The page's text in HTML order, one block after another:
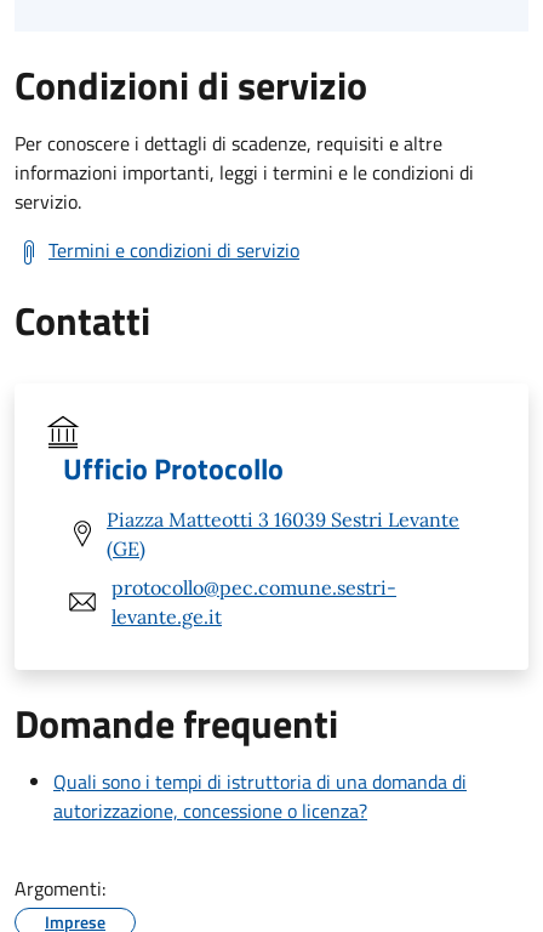
Condizioni di servizio
Per conoscere i dettagli di scadenze, requisiti e altre
informazioni importanti, leggi i termini e le condizioni di
servizio.
Termini e condizioni di servizio
Contatti
Ufficio Protocollo
Piazza Matteotti 3 16039 Sestri Levante
(GE)
protocollo@pec.comune.sestri-
levante.ge.it
Domande frequenti
Quali sono i tempi di istruttoria di una domanda di
autorizzazione, concessione o licenza?
Argomenti:
Imprese